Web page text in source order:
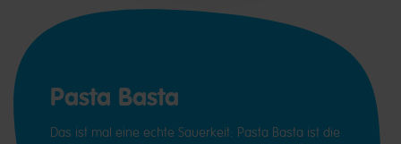
Pasta Basta
Das ist mal eine echte Sauerkeit: Pasta Basta ist die